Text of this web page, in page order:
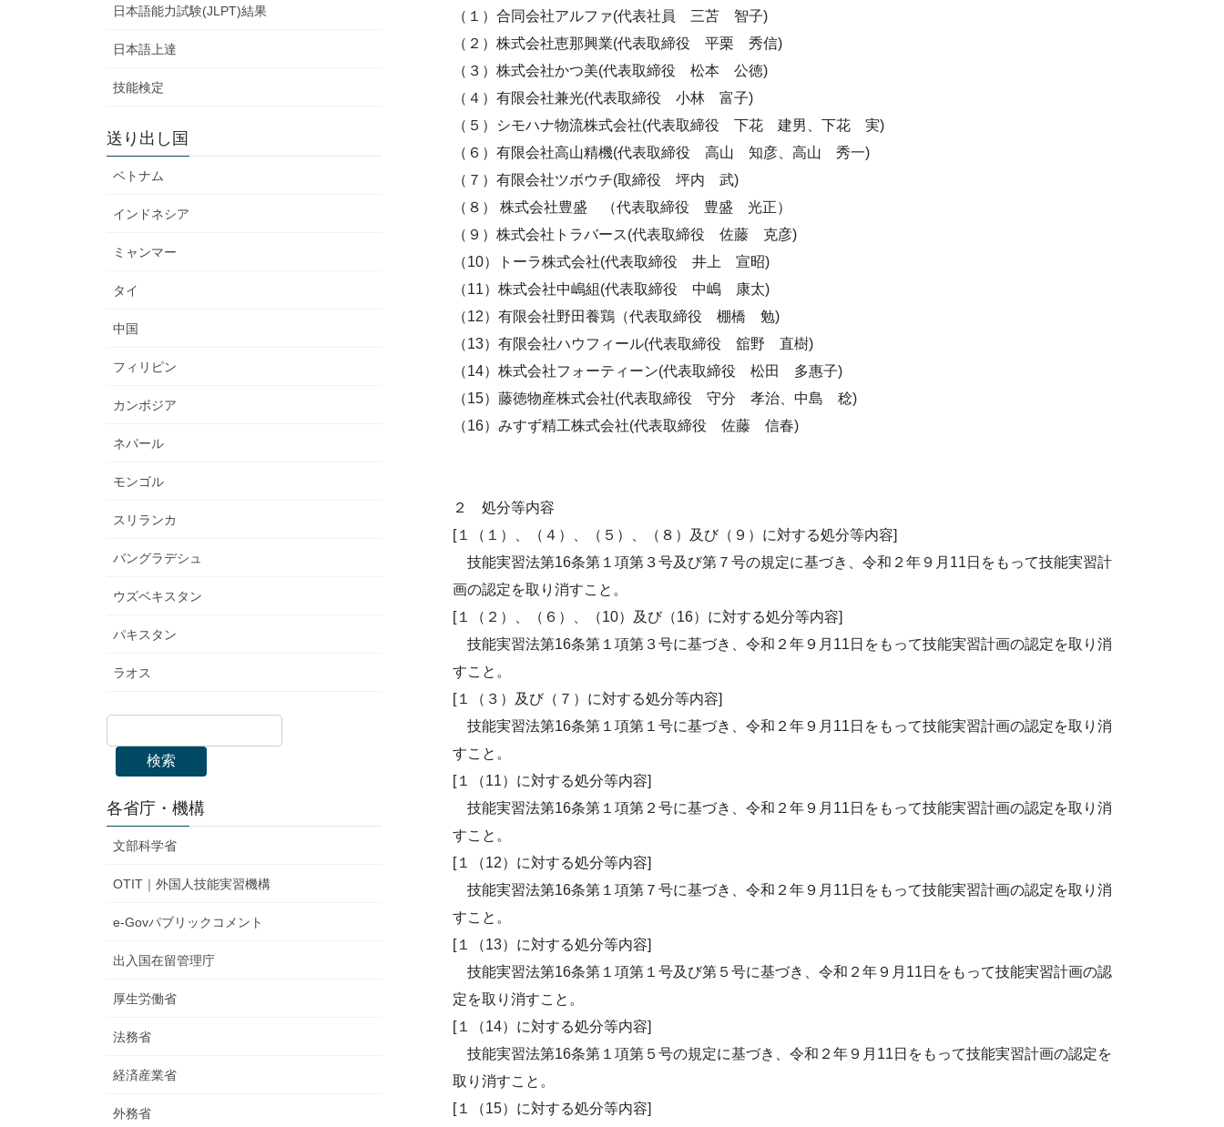
（１）合同会社アルファ(代表社員 三苫 智子)
（２）株式会社恵那興業(代表取締役 平栗 秀信)
（３）株式会社かつ美(代表取締役 松本 公徳)
（４）有限会社兼光(代表取締役 小林 富子)
（５）シモハナ物流株式会社(代表取締役 下花 建男、下花 実)
（６）有限会社高山精機(代表取締役 高山 知彦、高山 秀一)
（７）有限会社ツボウチ(取締役 坪内 武)
（８） 株式会社豊盛 （代表取締役 豊盛 光正）
（９）株式会社トラバース(代表取締役 佐藤 克彦)
（10）トーラ株式会社(代表取締役 井上 宣昭)
（11）株式会社中嶋組(代表取締役 中嶋 康太)
（12）有限会社野田養鶏（代表取締役 棚橋 勉)
（13）有限会社ハウフィール(代表取締役 舘野 直樹)
（14）株式会社フォーティーン(代表取締役 松田 多惠子)
（15）藤徳物産株式会社(代表取締役 守分 孝治、中島 稔)
（16）みすず精工株式会社(代表取締役 佐藤 信春)
２ 処分等内容
[１（１）、（４）、（５）、（８）及び（９）に対する処分等内容]
技能実習法第16条第１項第３号及び第７号の規定に基づき、令和２年９月11日をもって技能実習計
画の認定を取り消すこと。
[１（２）、（６）、（10）及び（16）に対する処分等内容]
技能実習法第16条第１項第３号に基づき、令和２年９月11日をもって技能実習計画の認定を取り消
すこと。
[１（３）及び（７）に対する処分等内容]
技能実習法第16条第１項第１号に基づき、令和２年９月11日をもって技能実習計画の認定を取り消
すこと。
[１（11）に対する処分等内容]
技能実習法第16条第１項第２号に基づき、令和２年９月11日をもって技能実習計画の認定を取り消
すこと。
[１（12）に対する処分等内容]
技能実習法第16条第１項第７号に基づき、令和２年９月11日をもって技能実習計画の認定を取り消
すこと。
[１（13）に対する処分等内容]
技能実習法第16条第１項第１号及び第５号に基づき、令和２年９月11日をもって技能実習計画の認
定を取り消すこと。
[１（14）に対する処分等内容]
技能実習法第16条第１項第５号の規定に基づき、令和２年９月11日をもって技能実習計画の認定を
取り消すこと。
[１（15）に対する処分等内容]
日本語能力試験(JLPT)結果
日本語上達
技能検定
送り出し国
ベトナム
インドネシア
ミャンマー
タイ
中国
フィリピン
カンボジア
ネパール
モンゴル
スリランカ
バングラデシュ
ウズベキスタン
パキスタン
ラオス
検索
各省庁・機構
文部科学省
OTIT｜外国人技能実習機構
e-Govパブリックコメント
出入国在留管理庁
厚生労働省
法務省
経済産業省
外務省